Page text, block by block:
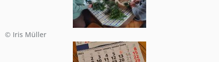
© Iris Müller